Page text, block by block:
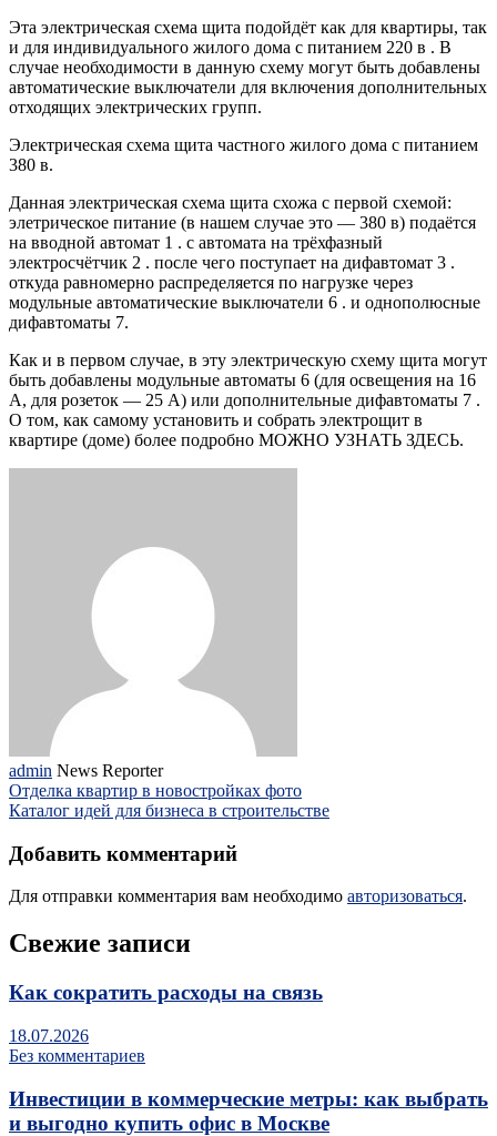
Эта электрическая схема щита подойдёт как для квартиры, так
и для индивидуального жилого дома с питанием 220 в . В
случае необходимости в данную схему могут быть добавлены
автоматические выключатели для включения дополнительных
отходящих электрических групп.
Электрическая схема щита частного жилого дома с питанием
380 в.
Данная электрическая схема щита схожа с первой схемой:
элетрическое питание (в нашем случае это — 380 в) подаётся
на вводной автомат 1 . с автомата на трёхфазный
электросчётчик 2 . после чего поступает на дифавтомат 3 .
откуда равномерно распределяется по нагрузке через
модульные автоматические выключатели 6 . и однополюсные
дифавтоматы 7.
Как и в первом случае, в эту электрическую схему щита могут
быть добавлены модульные автоматы 6 (для освещения на 16
А, для розеток — 25 А) или дополнительные дифавтоматы 7 .
О том, как самому установить и собрать электрощит в
квартире (доме) более подробно МОЖНО УЗНАТЬ ЗДЕСЬ.
admin News Reporter
Отделка квартир в новостройках фото
Каталог идей для бизнеса в строительстве
Добавить комментарий
Для отправки комментария вам необходимо авторизоваться.
Свежие записи
Как сократить расходы на связь
18.07.2026
Без комментариев
Инвестиции в коммерческие метры: как выбрать
и выгодно купить офис в Москве